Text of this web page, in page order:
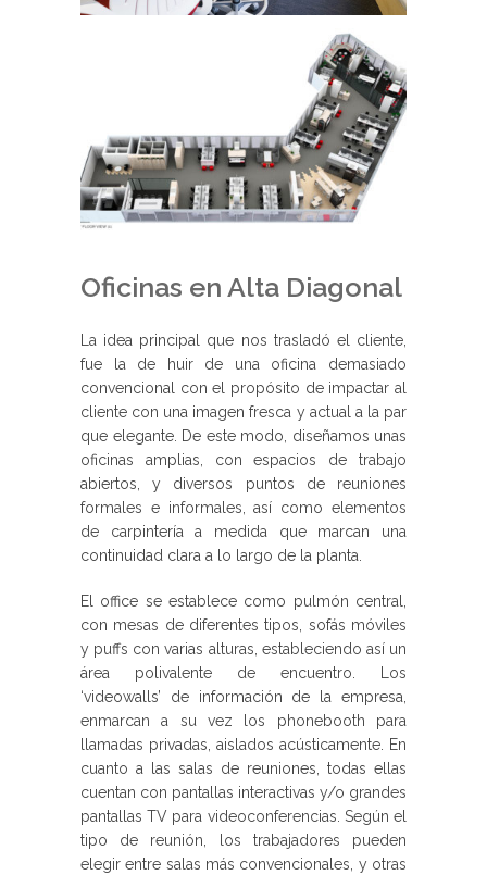
Oficinas en Alta Diagonal
La idea principal que nos trasladó el cliente,
fue la de huir de una oficina demasiado
convencional con el propósito de impactar al
cliente con una imagen fresca y actual a la par
que elegante. De este modo, diseñamos unas
oficinas amplias, con espacios de trabajo
abiertos, y diversos puntos de reuniones
formales e informales, así como elementos
de carpintería a medida que marcan una
continuidad clara a lo largo de la planta.
El office se establece como pulmón central,
con mesas de diferentes tipos, sofás móviles
y puffs con varias alturas, estableciendo así un
área polivalente de encuentro. Los
‘videowalls’ de información de la empresa,
enmarcan a su vez los phonebooth para
llamadas privadas, aislados acústicamente. En
cuanto a las salas de reuniones, todas ellas
cuentan con pantallas interactivas y/o grandes
pantallas TV para videoconferencias. Según el
tipo de reunión, los trabajadores pueden
elegir entre salas más convencionales, y otras